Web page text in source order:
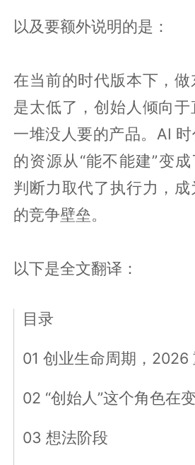
以及要额外说明的是：
在当前的时代版本下，
是太低了，创始人倾向
一堆没人要的产品。AI
的资源从“能不能建”变成
判断力取代了执行力，
的竞争壁垒。
以下是全文翻译：
目录
01 创业生命周期，2026
02 “创始人”这个角色在变
03 想法阶段